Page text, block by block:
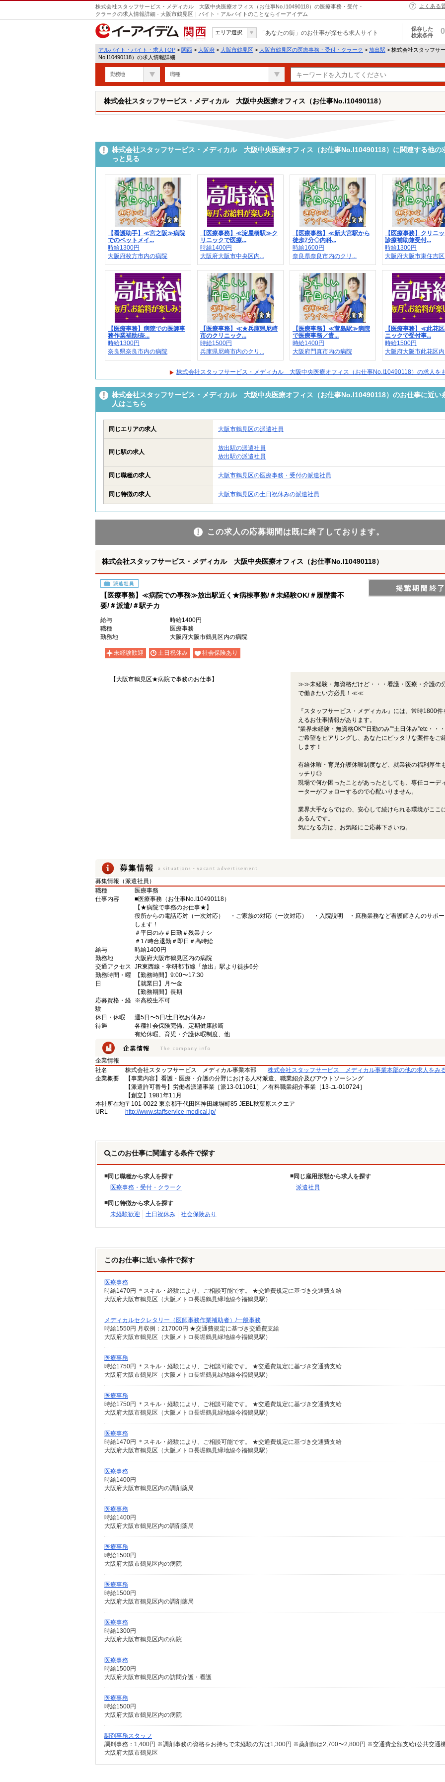
株式会社スタッフサービス・メディカル 大阪中央医療オフィス（お仕事No.I10490118）の医療事務・受付・
クラークの求人情報詳細 - 大阪市鶴見区｜バイト・アルバイトのことならイーアイデム
よくある
関西
エリア選択 「あなたの街」のお仕事が探せる求人サイト
保存した
検索条件
0
アルバイト・バイト・求人TOP > 関西 > 大阪府 > 大阪市鶴見区 > 大阪市鶴見区の医療事務・受付・クラーク > 放出駅 > 株式会社スタッフサ
No.I10490118）の求人情報詳細
勤務地 職種
株式会社スタッフサービス・メディカル 大阪中央医療オフィス（お仕事No.I10490118）
株式会社スタッフサービス・メディカル 大阪中央医療オフィス（お仕事No.I10490118）に関連する他の
っと見る
【看護助手】≪宮之阪≫病院
でのベットメイ...
時給1300円
大阪府枚方市内の病院
【医療事務】≪淀屋橋駅≫ク
リニックで医療...
時給1400円
大阪府大阪市中央区内...
【医療事務】≪新大宮駅から
徒歩7分◇内科...
時給1600円
奈良県奈良市内のクリ...
【医療事務】クリニ
診療補助兼受付...
時給1300円
大阪府大阪市東住吉
【医療事務】病院での医師事
務作業補助/奈...
時給1300円
奈良県奈良市内の病院
【医療事務】≪★兵庫県尼崎
市のクリニック...
時給1500円
兵庫県尼崎市内のクリ...
【医療事務】≪萱島駅≫病院
で医療事務／貴...
時給1400円
大阪府門真市内の病院
【医療事務】≪此花
ニックで受付事...
時給1500円
大阪府大阪市此花区
株式会社スタッフサービス・メディカル 大阪中央医療オフィス（お仕事No.I10490118）の求人を
株式会社スタッフサービス・メディカル 大阪中央医療オフィス（お仕事No.I10490118）のお仕事に近い
人はこちら
同じエリアの求人 大阪市鶴見区の派遣社員
同じ駅の求人
放出駅の派遣社員
放出駅の派遣社員
同じ職種の求人 大阪市鶴見区の医療事務・受付の派遣社員
同じ特徴の求人 大阪市鶴見区の土日祝休みの派遣社員
この求人の応募期間は既に終了しております。
株式会社スタッフサービス・メディカル 大阪中央医療オフィス（お仕事No.I10490118）
派遣社員
【医療事務】≪病院での事務≫放出駅近く★病棟事務/＃未経験OK/＃履歴書不
要/＃派遣/＃駅チカ
給与
時給1400円
職種
医療事務
勤務地
大阪府大阪市鶴見区内の病院
未経験歓迎 土日祝休み 社会保険あり
【大阪市鶴見区★病院で事務のお仕事】
≫≫未経験・無資格だけど・・・看護・医療・介護の
で働きたい方必見！≪≪
『スタッフサービス・メディカル』には、常時1800件
えるお仕事情報があります。
“業界未経験・無資格OK”“日勤のみ”“土日休み”etc・・・
ご希望をヒアリングし、あなたにピッタリな案件をご
します！
有給休暇・育児介護休暇制度など、就業後の福利厚生
ッチリ◎
現場で何か困ったことがあったとしても、専任コーデ
ーターがフォローするので心配いりません。
業界大手ならではの、安心して続けられる環境がここ
あるんです。
気になる方は、お気軽にご応募下さいね。
募集情報（派遣社員）
職種
医療事務
仕事内容
■医療事務（お仕事No.I10490118）
【★病院で事務のお仕事★】
役所からの電話応対（一次対応） ・ご家族の対応（一次対応） ・入院説明 ・庶務業務など看護師さんのサポー
します！
＃平日のみ＃日勤＃残業ナシ
＃17時台退勤＃即日＃高時給
給与
時給1400円
勤務地
大阪府大阪市鶴見区内の病院
交通アクセス JR東西線・学研都市線「放出」駅より徒歩6分
勤務時間・曜
日
【勤務時間】9:00〜17:30
【就業日】月〜金
【勤務期間】長期
応募資格・経
験
※高校生不可
休日・休暇
週5日〜5日/土日祝お休み♪
待遇
各種社会保険完備、定期健康診断
有給休暇、育児・介護休暇制度、他
企業情報
社名
株式会社スタッフサービス メディカル事業本部
株式会社スタッフサービス メディカル事業本部の他の求人をみ
企業概要
【事業内容】看護・医療・介護の分野における人材派遣、職業紹介及びアウトソーシング
【派遣許可番号】労働者派遣事業［派13-011061］／有料職業紹介事業［13-ユ-010724］
【創立】1981年11月
本社所在地〒101-0022 東京都千代田区神田練塀町85 JEBL秋葉原スクエア
URL
http://www.staffservice-medical.jp/
このお仕事に関連する条件で探す
同じ職種から求人を探す
医療事務・受付・クラーク
同じ雇用形態から求人を探す
派遣社員
同じ特徴から求人を探す
未経験歓迎
土日祝休み 社会保険あり
このお仕事に近い条件で探す
医療事務
時給1470円 ＊スキル・経験により、ご相談可能です。 ★交通費規定に基づき交通費支給
大阪府大阪市鶴見区（大阪メトロ長堀鶴見緑地線今福鶴見駅）
メディカルセクレタリー（医師事務作業補助者）/一般事務
時給1550円 月収例：217000円 ★交通費規定に基づき交通費支給
大阪府大阪市鶴見区（大阪メトロ長堀鶴見緑地線今福鶴見駅）
医療事務
時給1750円 ＊スキル・経験により、ご相談可能です。 ★交通費規定に基づき交通費支給
大阪府大阪市鶴見区（大阪メトロ長堀鶴見緑地線今福鶴見駅）
医療事務
時給1750円 ＊スキル・経験により、ご相談可能です。 ★交通費規定に基づき交通費支給
大阪府大阪市鶴見区（大阪メトロ長堀鶴見緑地線今福鶴見駅）
医療事務
時給1470円 ＊スキル・経験により、ご相談可能です。 ★交通費規定に基づき交通費支給
大阪府大阪市鶴見区（大阪メトロ長堀鶴見緑地線今福鶴見駅）
医療事務
時給1400円
大阪府大阪市鶴見区内の調剤薬局
医療事務
時給1400円
大阪府大阪市鶴見区内の調剤薬局
医療事務
時給1500円
大阪府大阪市鶴見区内の病院
医療事務
時給1500円
大阪府大阪市鶴見区内の調剤薬局
医療事務
時給1300円
大阪府大阪市鶴見区内の病院
医療事務
時給1500円
大阪府大阪市鶴見区内の訪問介護・看護
医療事務
時給1500円
大阪府大阪市鶴見区内の病院
調剤事務スタッフ
調剤事務：1,400円 ※調剤事務の資格をお持ちで未経験の方は1,300円 ※薬剤師は2,700〜2,800円 ※交通費全額支給(公共交通
大阪府大阪市鶴見区